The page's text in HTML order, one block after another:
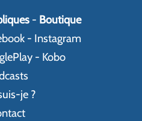
- Boutique
- Instagram
- Kobo
je ?